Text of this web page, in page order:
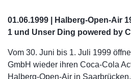
01.06.1999 | Halberg-Open-Air
1 und Unser Ding powered by
Vom 30. Juni bis 1. Juli 1999
GmbH wieder ihren Coca-Cola
Halberg-Open-Air in